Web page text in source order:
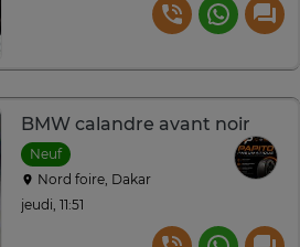
BMW calandre avant noir
Neuf
Nord foire, Dakar
jeudi, 11:51